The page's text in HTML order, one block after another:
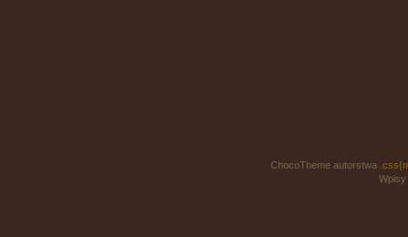
ChocoTheme autorstwa
Wpisy